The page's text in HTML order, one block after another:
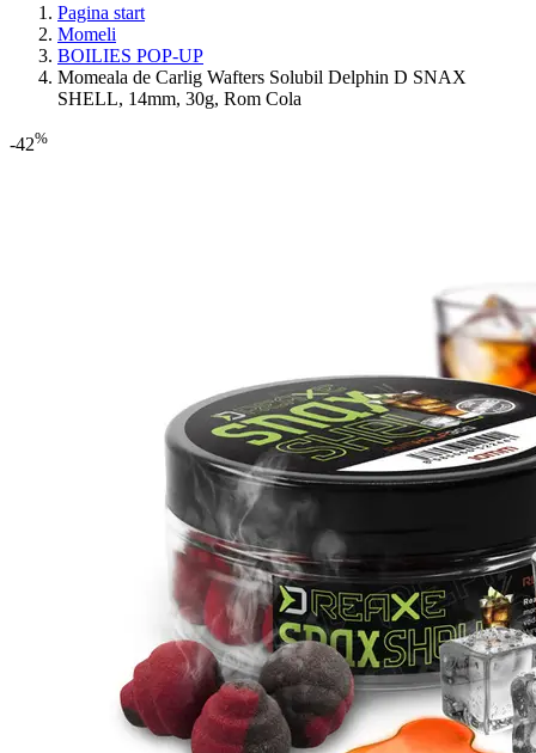
Pagina start
Momeli
BOILIES POP-UP
Momeala de Carlig Wafters Solubil Delphin D SNAX
SHELL, 14mm, 30g, Rom Cola
-42%